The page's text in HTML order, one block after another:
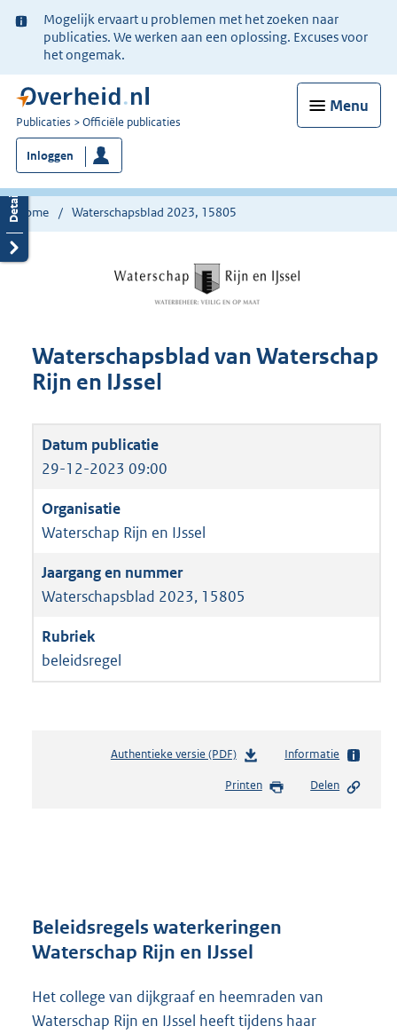
Ter
informatie:
Mogelijk ervaart u problemen met het zoeken naar
publicaties. We werken aan een oplossing. Excuses voor
het ongemak.
Menu
U
bent
nu
hier:
Publicaties Officiële publicaties
Inloggen
Home Waterschapsblad 2023, 15805
Waterschapsblad van Waterschap
Rijn en IJssel
29-12-2023 09:00
Waterschap Rijn en IJssel
Waterschapsblad 2023, 15805
beleidsregel
Authentieke versie (PDF)b
s
r
o
t
e
Informatie
Printen Delen
Beleidsregels waterkeringen
Waterschap Rijn en IJssel
Het college van dijkgraaf en heemraden van
Waterschap Rijn en IJssel heeft tijdens haar